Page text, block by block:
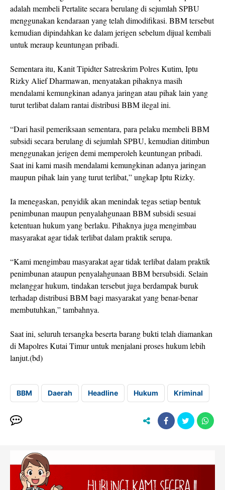
adalah membeli Pertalite secara berulang di sejumlah SPBU
menggunakan kendaraan yang telah dimodifikasi. BBM tersebut
kemudian dipindahkan ke dalam jerigen sebelum dijual kembali
untuk meraup keuntungan pribadi.
Sementara itu, Kanit Tipidter Satreskrim Polres Kutim, Iptu
Rizky Alief Dharmawan, menyatakan pihaknya masih
mendalami kemungkinan adanya jaringan atau pihak lain yang
turut terlibat dalam rantai distribusi BBM ilegal ini.
“Dari hasil pemeriksaan sementara, para pelaku membeli BBM
subsidi secara berulang di sejumlah SPBU, kemudian ditimbun
menggunakan jerigen demi memperoleh keuntungan pribadi.
Saat ini kami masih mendalami kemungkinan adanya jaringan
maupun pihak lain yang turut terlibat,” ungkap Iptu Rizky.
Ia menegaskan, penyidik akan menindak tegas setiap bentuk
penimbunan maupun penyalahgunaan BBM subsidi sesuai
ketentuan hukum yang berlaku. Pihaknya juga mengimbau
masyarakat agar tidak terlibat dalam praktik serupa.
“Kami mengimbau masyarakat agar tidak terlibat dalam praktik
penimbunan ataupun penyalahgunaan BBM bersubsidi. Selain
melanggar hukum, tindakan tersebut juga berdampak buruk
terhadap distribusi BBM bagi masyarakat yang benar-benar
membutuhkan,” tambahnya.
Saat ini, seluruh tersangka beserta barang bukti telah diamankan
di Mapolres Kutai Timur untuk menjalani proses hukum lebih
lanjut.(bd)
BBM Daerah Headline Hukum Kriminal